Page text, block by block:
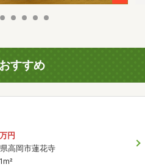
すすめ
円
高岡市蓮花寺